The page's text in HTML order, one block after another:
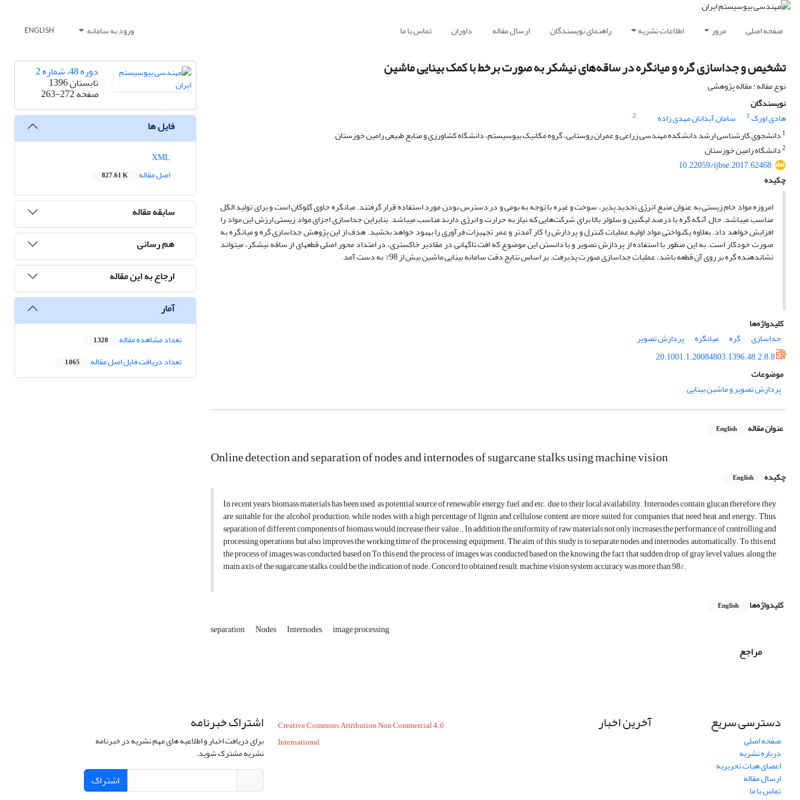
صفحه اصلی مرور اطلاعات نشریه راهنمای نویسندگان ارسال مقاله داوران تماس با ما ورود به سامانه ENGLISH
تشخیص و جداسازی گره و میانگره در ساقه‌های نیشکر به صورت برخط با کمک بینایی ماشین
نوع مقاله : مقاله پژوهشی
نویسندگان
هادی اورک1 سامان آبدانان مهدی زاده
2
1 دانشجوی کارشناسی ارشد دانشکده مهندسی زراعی و عمران روستایی، گروه مکانیک بیوسیستم، دانشگاه کشاورزی و منابع طبیعی رامین خوزستان
2دانشگاه رامین خوزستان
10.22059/ijbse.2017.62468
چکیده
امروزه مواد خام زیستی به عنوان منبع انرژی تجدید پذیر، سوخت و غیره با توجه به بومی و در دسترس بودن مورد استفاده قرار گرفتند. میانگره حاوی گلوکان است و برای تولید الکل
مناسب می­باشد. حال آنکه گره با درصد لیگنین و سلولز بالا برای شرکت‌هایی که نیاز به حرارت و انرژی دارند مناسب می­­باشد. بنابراین جداسازی اجزای مواد زیستی ارزش این مواد را
افزایش خواهد داد. بعلاوه یکنواختی مواد اولیه عملیات کنترل و پردازش را کار آمدتر و عمر تجهیزات فرآوری را بهبود خواهد بخشید. هدف از این پژوهش جداسازی گره و میانگره به
صورت خودکار است. به این منظور با استفاده از پردازش تصویر و با دانستن این موضوع که افت ناگهانی در مقادیر خاکستری، در امتداد محور اصلی قطعه­ای از ساقه نیشکر، می­تواند
نشان­دهنده گره بر روی آن قطعه باشد، عملیات جداسازی صورت پذیرفت. بر اساس نتایج دقت سامانه بینایی ماشین بیش از 98% به دست آمد.
کلیدواژه‌ها
جداسازی
گره میانگره
پردازش تصویر
20.1001.1.20084803.1396.48.2.8.8
موضوعات
پردازش تصویر و ماشین بینایی
عنوان مقاله English
Online detection and separation of nodes and internodes of sugarcane stalks using machine vision
چکیده English
In recent years biomass materials has been used, as potential source of renewable energy, fuel, and etc. due to their local availability. Internodes contain glucan therefore, they
are suitable for the alcohol production; while nodes with a high percentage of lignin and cellulose content are more suited for companies that need heat and energy. Thus,
separation of different components of biomass would increase their value.. In addition the uniformity of raw materials not only increases the performance of controlling and
processing operations but also improves the working time of the processing equipment. The aim of this study is to separate nodes and internodes, automatically. To this end,
the process of images was conducted based on To this end, the process of images was conducted based on the knowing the fact that sudden drop of gray level values, along the
main axis of the sugarcane stalks, could be the indication of node. Concord to obtained result,, machine vision system accuracy was more than 98%.
کلیدواژه‌ها English
separation Nodes Internodes image processing
مراجع
دوره 48، شماره 2
تابستان 1396
صفحه263-272
فایل ها
اصل مقاله
827.61 K
سابقه مقاله
هم رسانی
ارجاع به این مقاله
آمار
تعداد مشاهده مقاله 1,328
تعداد دریافت فایل اصل مقاله 1,065
دسترسی سریع
صفحه اصلی
درباره نشریه
اعضای هیات تحریریه
ارسال مقاله
تماس با ما
آخرین اخبار
Creative Commons Attribution Non Commercial 4.0
International
اشتراک خبرنامه
برای دریافت اخبار و اطلاعیه های مهم نشریه در خبرنامه
نشریه مشترک شوید.
اشتراک